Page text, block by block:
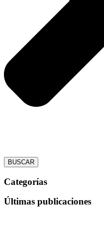
BUSCAR
Categorías
Últimas publicaciones